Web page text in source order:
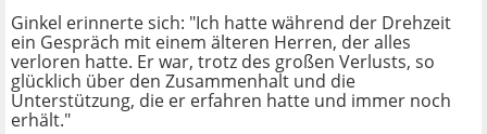
Ginkel erinnerte sich: "Ich hatte während der Drehzeit
ein Gespräch mit einem älteren Herren, der alles
verloren hatte. Er war, trotz des großen Verlusts, so
glücklich über den Zusammenhalt und die
Unterstützung, die er erfahren hatte und immer noch
erhält."